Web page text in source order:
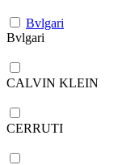
Bvlgari
Bvlgari
CALVIN KLEIN
CERRUTI